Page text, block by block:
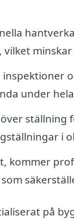
inspektioner
under
ställning
i
kommer
på